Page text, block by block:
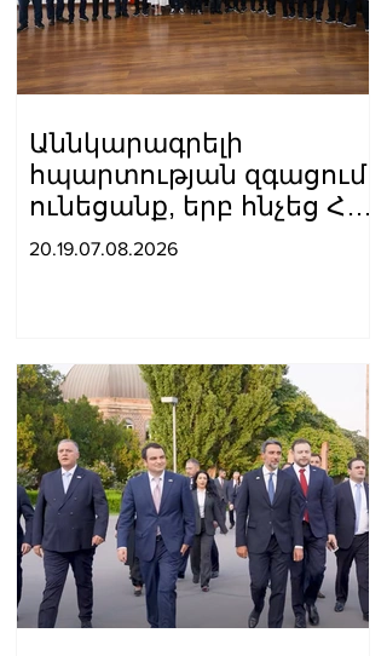
Աննկարագրելի
հպարտության զգացում
ունեցանք, երբ հնչեց ՀՀ
օրհներգը, ու
հունահռոմեական և
ազատ ոճի ըմբշամարտի
պատանեկան
հավաքականների
անդամներին
20.19.07.08.2026